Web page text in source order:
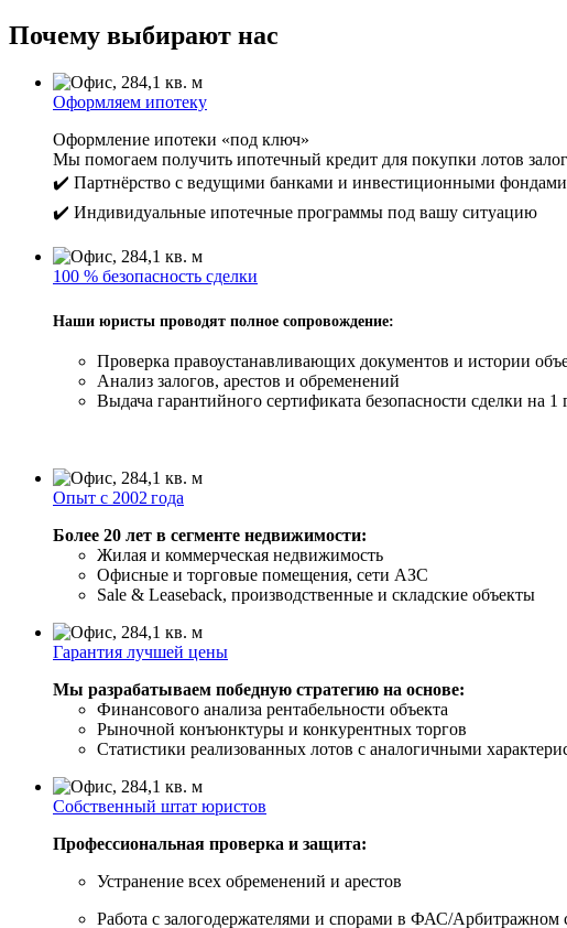
Почему выбирают нас
Оформляем ипотеку
Оформление ипотеки «под ключ»
Мы помогаем получить ипотечный кредит для покупки лотов
✔️ Партнёрство с ведущими банками и инвестиционными фондами
✔️ Индивидуальные ипотечные программы под вашу ситуацию
100 % безопасность сделки
Наши юристы проводят полное сопровождение:
Проверка правоустанавливающих документов и истории
Анализ залогов, арестов и обременений
Выдача гарантийного сертификата безопасности сделки на 1
Опыт с 2002 года
Более 20 лет в сегменте недвижимости:
Жилая и коммерческая недвижимость
Офисные и торговые помещения, сети АЗС
Sale & Leaseback, производственные и складские объекты
Гарантия лучшей цены
Мы разрабатываем победную стратегию на основе:
Финансового анализа рентабельности объекта
Рыночной конъюнктуры и конкурентных торгов
Статистики реализованных лотов с аналогичными
Собственный штат юристов
Профессиональная проверка и защита:
Устранение всех обременений и арестов
Работа с залогодержателями и спорами в ФАС/Арбитражном